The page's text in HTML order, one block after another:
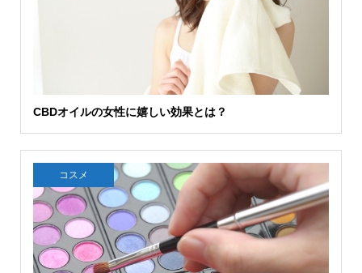
CBDオイルの女性に嬉しい効果とは？
コスメ